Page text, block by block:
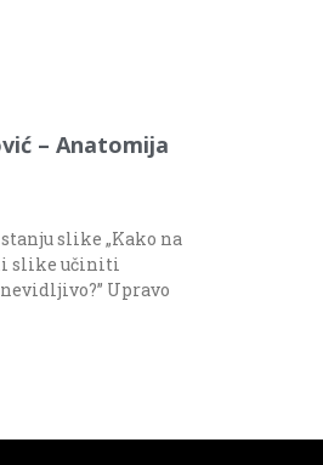
– Anatomija
slike „Kako na
slike učiniti
Upravo